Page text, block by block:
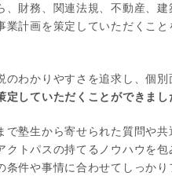
、財務、関連法規、不動産、
業計画を策定していただくこ
のわかりやすさを追求し、個
していただくことができまし
塾生から寄せられた質問や共
クトパスの持てるノウハウを
条件や事情に合わせてしっかり